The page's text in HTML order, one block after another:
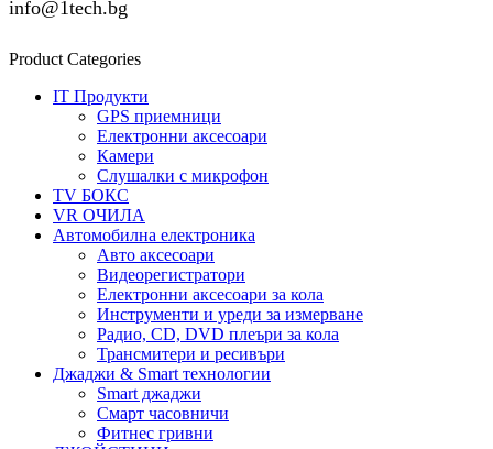
info@1tech.bg
Product Categories
IT Продукти
GPS приемници
Електронни аксесоари
Камери
Слушалки с микрофон
TV БОКС
VR ОЧИЛА
Автомобилна електроника
Авто аксесоари
Видеорегистратори
Електронни аксесоари за кола
Инструменти и уреди за измерване
Радио, CD, DVD плеъри за кола
Трансмитери и ресивъри
Джаджи & Smart технологии
Smart джаджи
Смарт часовничи
Фитнес гривни